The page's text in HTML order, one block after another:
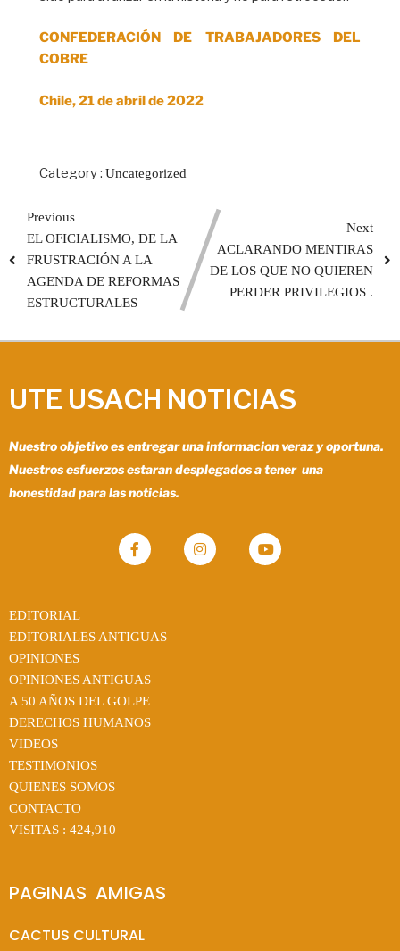
CONFEDERACIÓN DE TRABAJADORES DEL
COBRE
Chile, 21 de abril de 2022
Category : Uncategorized
Previous
EL OFICIALISMO, DE LA
FRUSTRACIÓN A LA
AGENDA DE REFORMAS
ESTRUCTURALES
Next
ACLARANDO MENTIRAS
DE LOS QUE NO QUIEREN
PERDER PRIVILEGIOS .
UTE USACH NOTICIAS
Nuestro objetivo es entregar una informacion veraz y oportuna.
Nuestros esfuerzos estaran desplegados a tener una
honestidad para las noticias.
EDITORIAL
EDITORIALES ANTIGUAS
OPINIONES
OPINIONES ANTIGUAS
A 50 AÑOS DEL GOLPE
DERECHOS HUMANOS
VIDEOS
TESTIMONIOS
QUIENES SOMOS
CONTACTO
VISITAS : 424,910
PAGINAS  AMIGAS
CACTUS CULTURAL